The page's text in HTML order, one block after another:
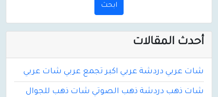
ابحث
أحدث المقالات
شات عربي دردشة عربي اكبر تجمع عربي شات عربي
شات ذهب دردشة ذهب الصوتي شات ذهب للجوال